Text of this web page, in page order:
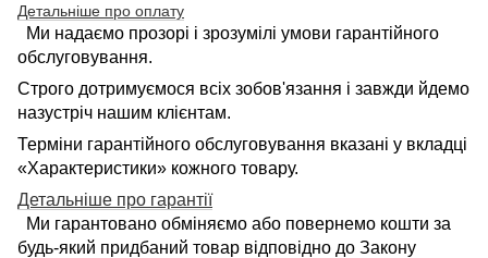
Детальніше про оплату
Ми надаємо прозорі і зрозумілі умови гарантійного
обслуговування.
Строго дотримуємося всіх зобов'язання і завжди йдемо
назустріч нашим клієнтам.
Терміни гарантійного обслуговування вказані у вкладці
«Характеристики» кожного товару.
Детальніше про гарантії
Ми гарантовано обміняємо або повернемо кошти за
будь-який придбаний товар відповідно до Закону